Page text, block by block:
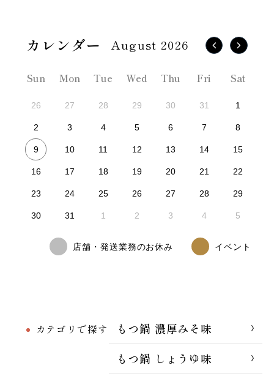
カテゴリで探す
もつ鍋 濃厚みそ味
もつ鍋 しょうゆ味
August 2026
Sun Mon Tue Wed Thu Fri Sat
26 27 28 29 30 31 1
2 3 4 5 6 7 8
9 10 11 12 13 14 15
16 17 18 19 20 21 22
23 24 25 26 27 28 29
30 31 1 2 3 4 5
店舗・発送業務のお休み イベント